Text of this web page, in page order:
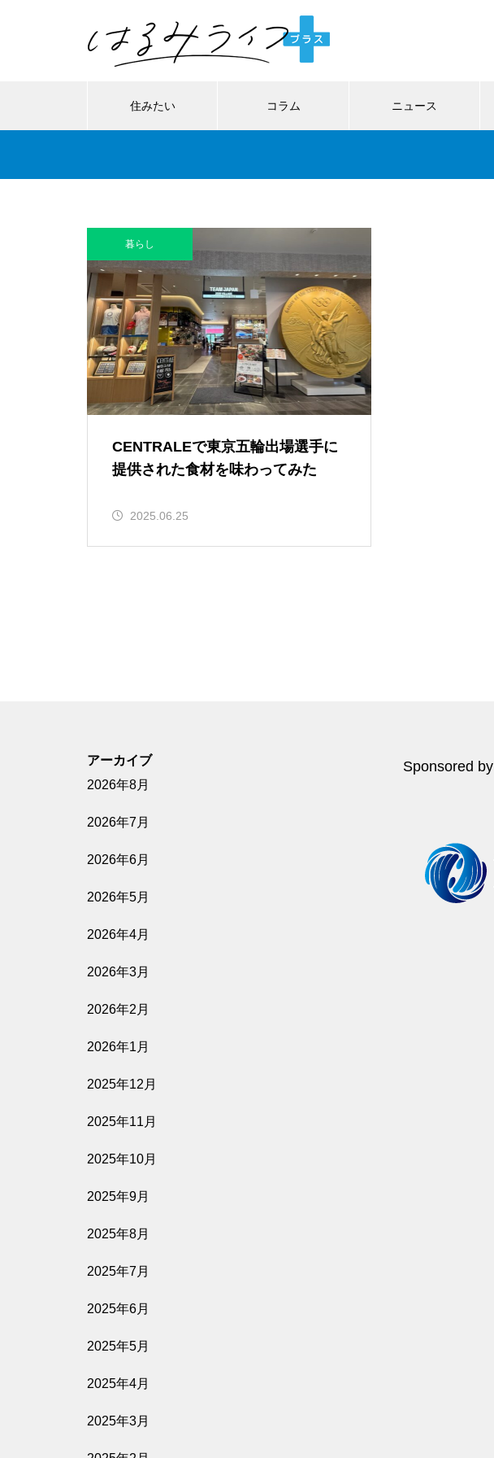
住みたい コラム ニュース
暮らし
CENTRALEで東京五輪出場選手に
提供された食材を味わってみた
2025.06.25
アーカイブ
2026年8月
2026年7月
2026年6月
2026年5月
2026年4月
2026年3月
2026年2月
2026年1月
2025年12月
2025年11月
2025年10月
2025年9月
2025年8月
2025年7月
2025年6月
2025年5月
2025年4月
2025年3月
Sponsored by